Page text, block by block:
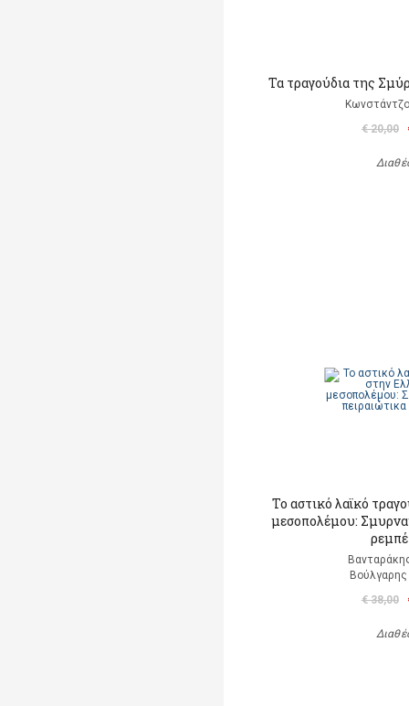
Τα τραγούδια της
€ 20,00
Το αστικό λαϊκό
μεσοπολέμου:
Βούλγαρης
€ 38,00